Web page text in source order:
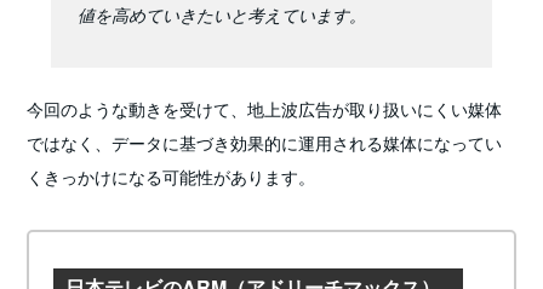
値を高めていきたいと考えています。
今回のような動きを受けて、地上波広告が取り扱いにくい媒体
ではなく、データに基づき効果的に運用される媒体になってい
くきっかけになる可能性があります。